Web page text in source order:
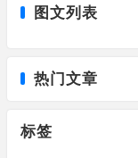
图文列表
热门文章
标签